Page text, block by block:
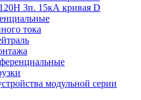
3п. 15кА кривая D
тока
модульной серии